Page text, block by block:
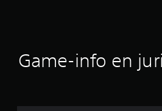
Game-info en